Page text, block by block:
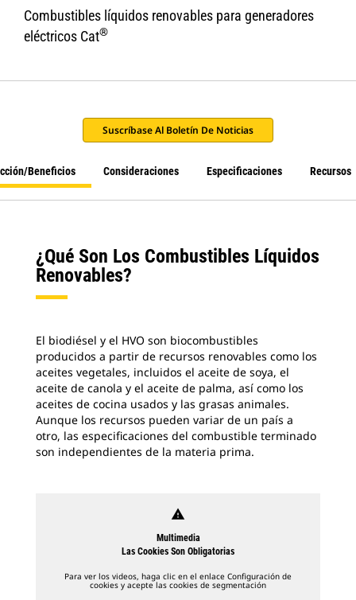
Combustibles líquidos renovables para generadores
eléctricos Cat®
Suscríbase Al Boletín De Noticias
beneficios Consideraciones Especificaciones Recursos
¿Qué Son Los Combustibles Líquidos
Renovables?
El biodiésel y el HVO son biocombustibles
producidos a partir de recursos renovables como los
aceites vegetales, incluidos el aceite de soya, el
aceite de canola y el aceite de palma, así como los
aceites de cocina usados y las grasas animales.
Aunque los recursos pueden variar de un país a
otro, las especificaciones del combustible terminado
son independientes de la materia prima.
warning
Multimedia
Las Cookies Son Obligatorias
Para ver los videos, haga clic en el enlace Configuración de
cookies y acepte las cookies de segmentación